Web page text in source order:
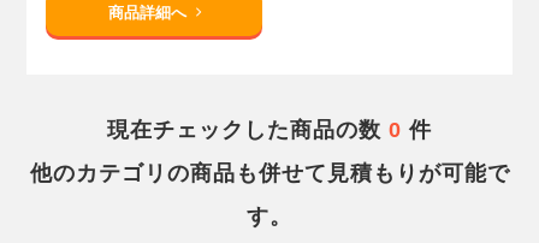
商品詳細へ
現在チェックした商品の数 0 件
他のカテゴリの商品も併せて見積もりが可能で
す。